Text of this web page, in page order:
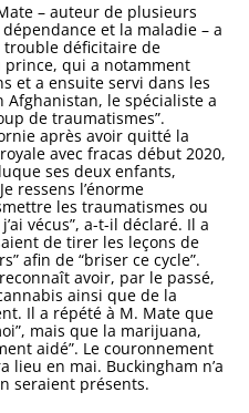
– auteur de plusieurs
et la maladie – a
trouble déficitaire de
prince, qui a notamment
et a ensuite servi dans les
le spécialiste a
de traumatismes”.
après avoir quitté la
avec fracas début 2020,
ses deux enfants,
ressens l’énorme
les traumatismes ou
vécus”, a-t-il déclaré. Il a
de tirer les leçons de
afin de “briser ce cycle”.
avoir, par le passé,
ainsi que de la
Il a répété à M. Mate que
mais que la marijuana,
aidé”. Le couronnement
lieu en mai. Buckingham n’a
seraient présents.